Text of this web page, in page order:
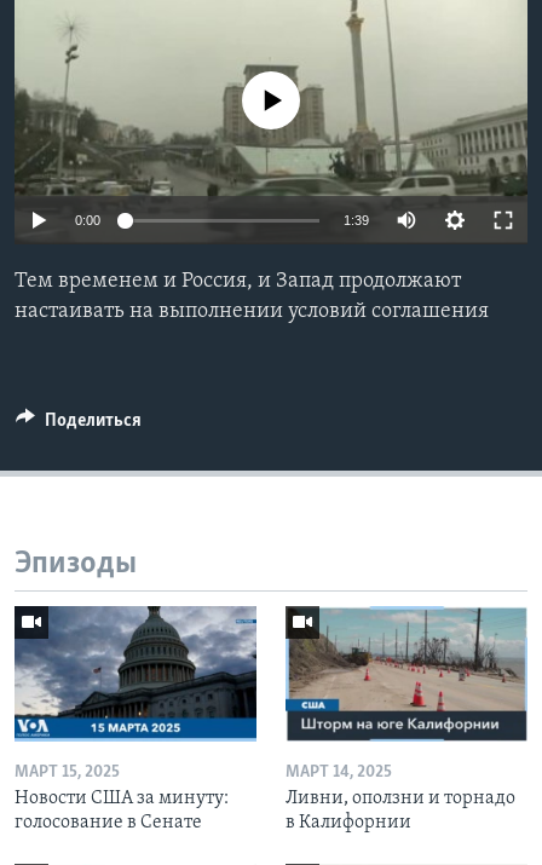
Learning English
СОЦИАЛЬНЫЕ СЕТИ
Языки
No media source currently available
0:00 1:39
Тем временем и Россия, и Запад продолжают
настаивать на выполнении условий соглашения
Поделиться
Эпизоды
МАРТ 15, 2025
Новости США за минуту:
голосование в Сенате
МАРТ 14, 2025
Ливни, оползни и торнадо
в Калифорнии